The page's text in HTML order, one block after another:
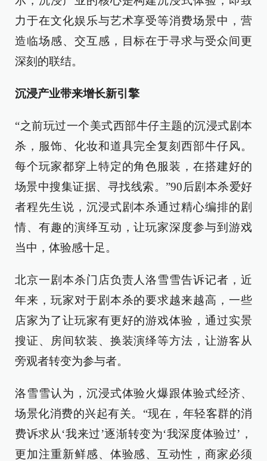
力于在文化娱乐与艺术享受等消费场景中，营
造临场感、交互感，目标在于寻求与受众间更
深刻的联结。
沉浸产业带来增长新引擎
“之前玩过一个美式西部牛仔主题的沉浸式剧本
杀，服饰、化妆和道具完全复刻西部牛仔风。
每个玩家都穿上特定的角色服装，在搭建好的
场景中搜集证据、寻找线索。”90后剧本杀爱好
者程先生说，沉浸式剧本杀通过精心编排的剧
情、有趣的演绎互动，让玩家深度参与到游戏
当中，体验感十足。
北京一剧本杀门店负责人洛雪雪告诉记者，近
年来，玩家对于剧本杀的要求越来越高，一些
店家为了让玩家有更好的游戏体验，通过实景
搜证、房间软装、换装演绎等方法，让游客从
旁观者转变为参与者。
洛雪雪认为，沉浸式体验火爆跟体验式经济、
场景化消费的兴起有关。“现在，年轻客群的消
费诉求从‘我来过’逐渐转变为‘我深度体验过’，
更加注重新鲜感、体验感、互动性，商家必须